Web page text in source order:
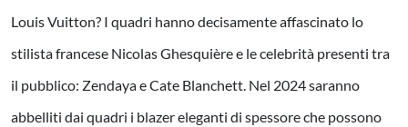
Louis Vuitton? I quadri hanno decisamente affascinato lo
stilista francese Nicolas Ghesquière e le celebrità presenti tra
il pubblico: Zendaya e Cate Blanchett. Nel 2024 saranno
abbelliti dai quadri i blazer eleganti di spessore che possono